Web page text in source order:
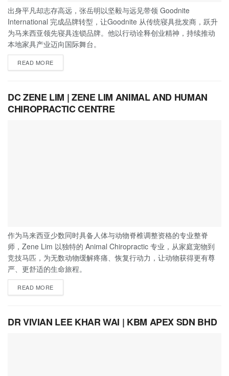
出身平凡却志存高远，张岳明以坚毅与远见带领 Goodnite
International 完成品牌转型，让Goodnite 从传统寝具批发商，跃升
为马来西亚领先寝具连锁品牌。他以行动诠释创业精神，持续推动
本地家具产业迈向国际舞台。
READ MORE
DC ZENE LIM | ZENE LIM ANIMAL AND HUMAN
CHIROPRACTIC CENTRE
作为马来西亚少数同时具备人体与动物脊椎调整资格的专业整脊
师，Zene Lim 以独特的 Animal Chiropractic 专业，从家庭宠物到
竞技马匹，为无数动物缓解疼痛、恢复行动力，让动物获得更有尊
严、更舒适的生命旅程。
READ MORE
DR VIVIAN LEE KHAR WAI | KBM APEX SDN BHD